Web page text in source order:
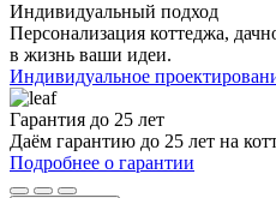
Индивидуальный подход
Персонализация коттеджа,
в жизнь ваши идеи.
Индивидуальное
Гарантия до 25 лет
Даём гарантию до 25 лет на
Подробнее о гарантии